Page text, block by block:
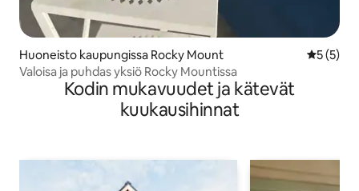
Huoneisto kaupungissa Rocky Mount
5 (5)
Valoisa ja puhdas yksiö Rocky Mountissa
Kodin mukavuudet ja kätevät
kuukausihinnat